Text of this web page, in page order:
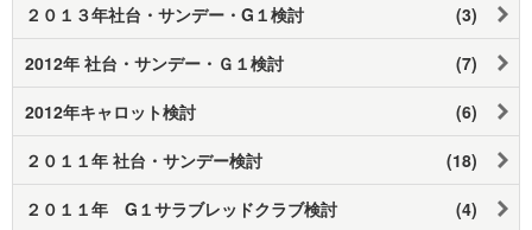
２０１３年社台・サンデー・Ḡ１検討 (3)
2012年 社台・サンデー・Ｇ１検討 (7)
2012年キャロット検討 (6)
２０１１年 社台・サンデー検討 (18)
２０１１年 G１サラブレッドクラブ検討 (4)